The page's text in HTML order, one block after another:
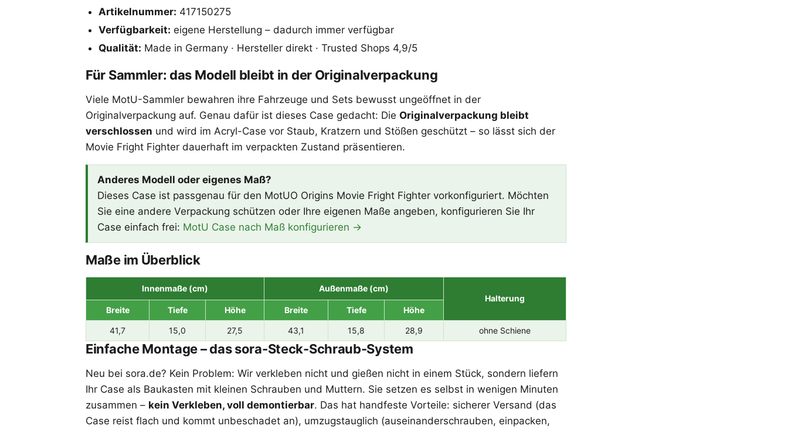
Artikelnummer: 417150275
Verfügbarkeit: eigene Herstellung – dadurch immer verfügbar
Qualität: Made in Germany · Hersteller direkt · Trusted Shops 4,9/5
Für Sammler: das Modell bleibt in der Originalverpackung
Viele MotU-Sammler bewahren ihre Fahrzeuge und Sets bewusst ungeöffnet in der
Originalverpackung auf. Genau dafür ist dieses Case gedacht: Die Originalverpackung bleibt
verschlossen und wird im Acryl-Case vor Staub, Kratzern und Stößen geschützt – so lässt sich der
Movie Fright Fighter dauerhaft im verpackten Zustand präsentieren.
Anderes Modell oder eigenes Maß?
Dieses Case ist passgenau für den MotUO Origins Movie Fright Fighter vorkonfiguriert. Möchten
Sie eine andere Verpackung schützen oder Ihre eigenen Maße angeben, konfigurieren Sie Ihr
Case einfach frei: MotU Case nach Maß konfigurieren →
Maße im Überblick
Innenmaße (cm)
Außenmaße (cm)
Halterung
Breite
Tiefe Höhe Breite Tiefe Höhe
41,7 15,0 27,5 43,1 15,8 28,9 ohne Schiene
Einfache Montage – das sora-Steck-Schraub-System
Neu bei sora.de? Kein Problem: Wir verkleben nicht und gießen nicht in einem Stück, sondern liefern
Ihr Case als Baukasten mit kleinen Schrauben und Muttern. Sie setzen es selbst in wenigen Minuten
zusammen – kein Verkleben, voll demontierbar. Das hat handfeste Vorteile: sicherer Versand (das
Case reist flach und kommt unbeschadet an), umzugstauglich (auseinanderschrauben, einpacken,